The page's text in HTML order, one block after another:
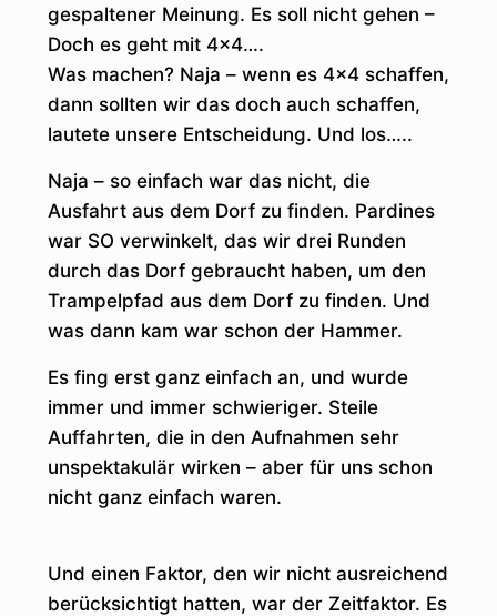
gespaltener Meinung. Es soll nicht gehen –
Doch es geht mit 4×4….
Was machen? Naja – wenn es 4×4 schaffen,
dann sollten wir das doch auch schaffen,
lautete unsere Entscheidung. Und los…..
Naja – so einfach war das nicht, die
Ausfahrt aus dem Dorf zu finden. Pardines
war SO verwinkelt, das wir drei Runden
durch das Dorf gebraucht haben, um den
Trampelpfad aus dem Dorf zu finden. Und
was dann kam war schon der Hammer.
Es fing erst ganz einfach an, und wurde
immer und immer schwieriger. Steile
Auffahrten, die in den Aufnahmen sehr
unspektakulär wirken – aber für uns schon
nicht ganz einfach waren.
Und einen Faktor, den wir nicht ausreichend
berücksichtigt hatten, war der Zeitfaktor. Es